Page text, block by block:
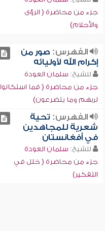
جزء من محاضرة ( الرؤى
والأحلام)
الفهرس: صور من
إكرام الله لأوليائه
للشيخ: سلمان العودة
جزء من محاضرة ( فما استكانوا
لربهم وما يتضرعون)
الفهرس: تحية
شعرية للمجاهدين
في أفغانستان
للشيخ: سلمان العودة
جزء من محاضرة ( خلل في
التفكير)